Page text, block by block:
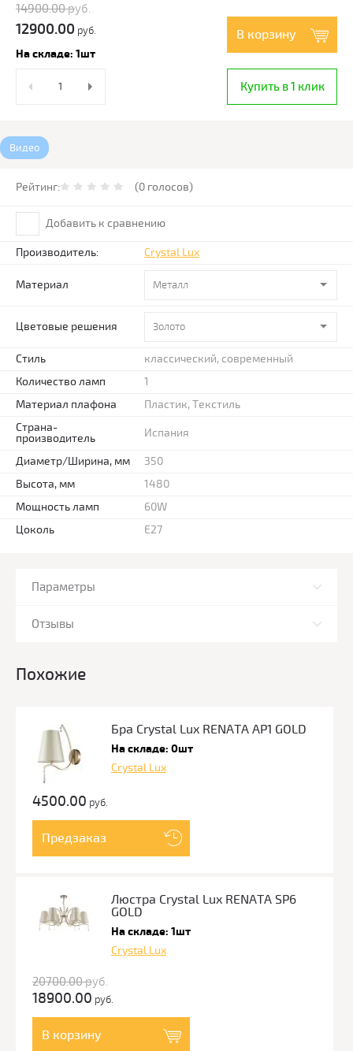
14900.00руб.
12900.00 руб.
На складе: 1шт
В корзину
Купить в 1 клик
Видео
Рейтинг: (0 голосов)
Добавить к сравнению
Производитель: Crystal Lux
Материал Металл
Цветовые решения Золото
Стиль
классический, современный
Количество ламп
1
Материал плафона
Пластик, Текстиль
Страна-
производитель
Испания
Диаметр/Ширина, мм
350
Высота, мм
1480
Мощность ламп
60W
Цоколь
E27
Параметры
Отзывы
Похожие
Бра Crystal Lux RENATA AP1 GOLD
На складе: 0шт
Crystal Lux
4500.00 руб.
Предзаказ
Люстра Crystal Lux RENATA SP6
GOLD
На складе: 1шт
Crystal Lux
20700.00руб.
18900.00 руб.
В корзину